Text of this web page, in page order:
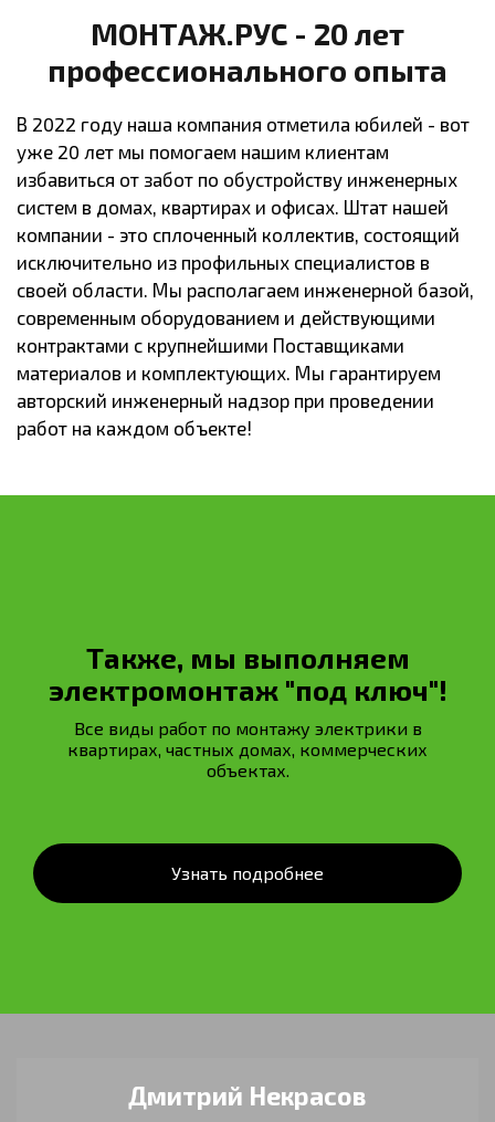
МОНТАЖ.РУС - 20 лет
профессионального опыта
В 2022 году наша компания отметила юбилей - вот
уже 20 лет мы помогаем нашим клиентам
избавиться от забот по обустройству инженерных
систем в домах, квартирах и офисах. Штат нашей
компании - это сплоченный коллектив, состоящий
исключительно из профильных специалистов в
своей области. Мы располагаем инженерной базой,
современным оборудованием и действующими
контрактами с крупнейшими Поставщиками
материалов и комплектующих. Мы гарантируем
авторский инженерный надзор при проведении
работ на каждом объекте!
Также, мы выполняем
электромонтаж "под ключ"!
Все виды работ по монтажу электрики в
квартирах, частных домах, коммерческих
объектах.
Узнать подробнее
Дмитрий Некрасов